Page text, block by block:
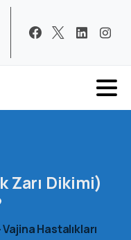
Zarı Dikimi)
Hastalıkları